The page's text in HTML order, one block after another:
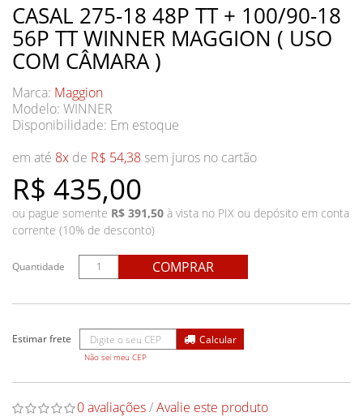
CASAL 275-18 48P TT + 100/90-18
56P TT WINNER MAGGION ( USO
COM CÂMARA )
Marca: Maggion
Modelo: WINNER
Disponibilidade: Em estoque
R$ 435,00
em até 8x de R$ 54,38 sem juros no cartão
ou pague somente R$ 391,50 à vista no PIX ou depósito em conta
corrente (10% de desconto)
Quantidade COMPRAR
Não sei meu CEP
0 avaliações/Avalie este produto